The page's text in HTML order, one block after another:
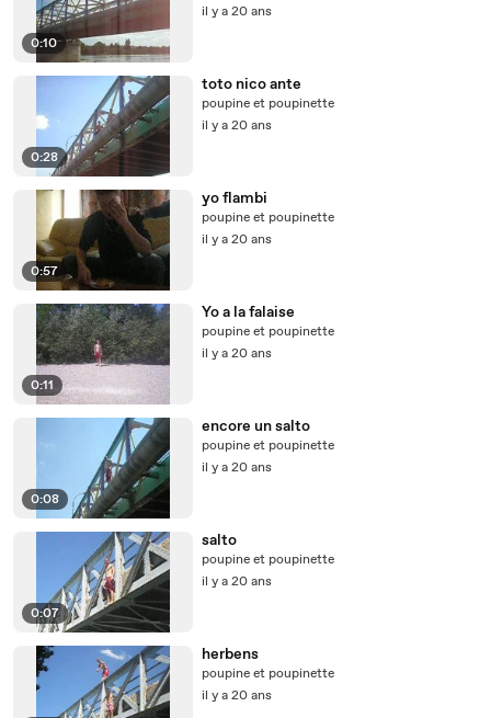
0:10
il y a 20 ans
0:28
toto nico ante
poupine et poupinette
il y a 20 ans
0:57
yo flambi
poupine et poupinette
il y a 20 ans
0:11
Yo a la falaise
poupine et poupinette
il y a 20 ans
0:08
encore un salto
poupine et poupinette
il y a 20 ans
0:07
salto
poupine et poupinette
il y a 20 ans
herbens
poupine et poupinette
il y a 20 ans